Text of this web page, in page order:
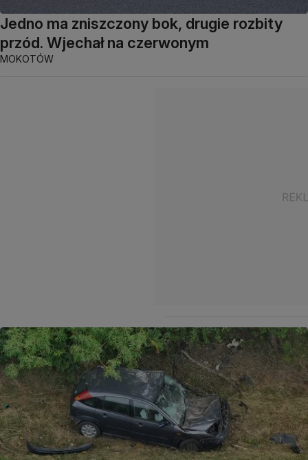
Jedno ma zniszczony bok, drugie rozbity
przód. Wjechał na czerwonym
MOKOTÓW